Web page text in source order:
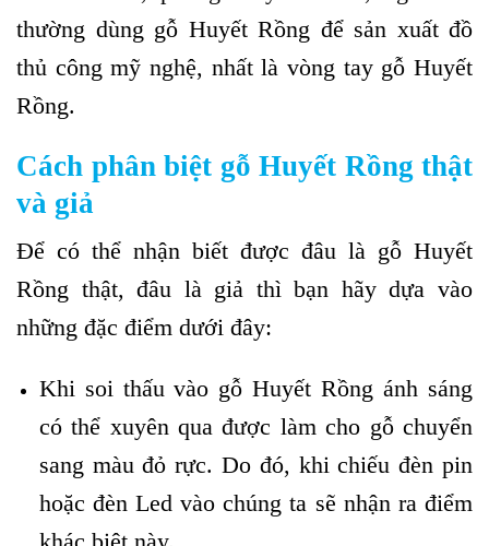
thường dùng gỗ Huyết Rồng để sản xuất đồ
thủ công mỹ nghệ, nhất là vòng tay gỗ Huyết
Rồng.
Cách phân biệt gỗ Huyết Rồng thật
và giả
Để có thể nhận biết được đâu là gỗ Huyết
Rồng thật, đâu là giả thì bạn hãy dựa vào
những đặc điểm dưới đây:
Khi soi thấu vào gỗ Huyết Rồng ánh sáng
có thể xuyên qua được làm cho gỗ chuyển
sang màu đỏ rực. Do đó, khi chiếu đèn pin
hoặc đèn Led vào chúng ta sẽ nhận ra điểm